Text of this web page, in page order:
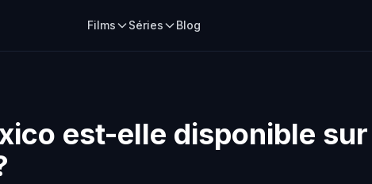
Films Séries Blog
est-elle disponible